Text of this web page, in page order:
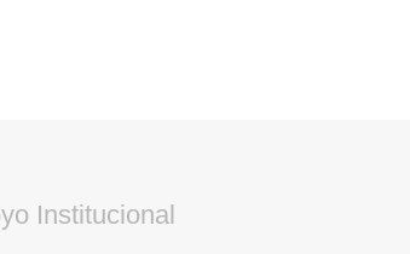
Institucional